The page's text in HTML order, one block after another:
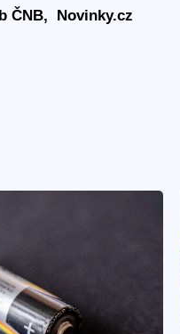
ČNB, Novinky.cz